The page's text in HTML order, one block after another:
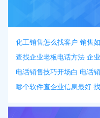
化工销售怎么找客户 销售
查找企业老板电话方法 企
电话销售技巧开场白 电话
哪个软件查企业信息最好